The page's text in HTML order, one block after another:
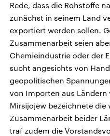
Rede, dass die Rohstoffe
zunächst in seinem Land
exportiert werden sollen.
Zusammenarbeit seien
Chemieindustrie oder der
sucht angesichts von
geopolitischen
von Importen aus Ländern
Mirsijojew bezeichnete
Zusammenarbeit beider
traf zudem die